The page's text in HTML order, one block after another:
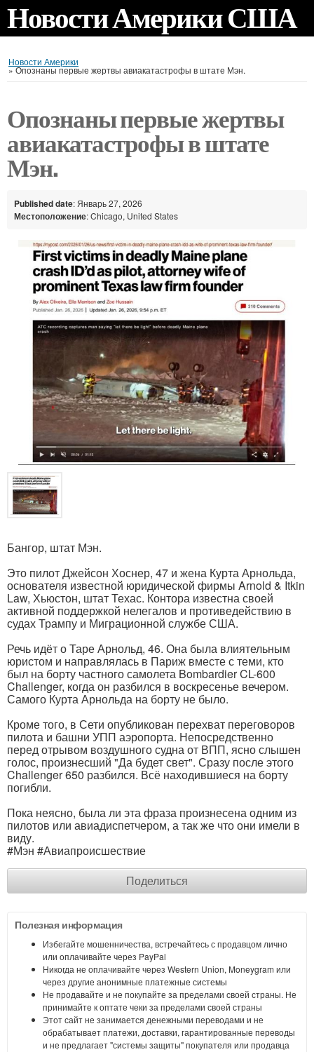
Новости Америки США
Новости Америки
»Опознаны первые жертвы авиакатастрофы в штате Мэн.
Опознаны первые жертвы
авиакатастрофы в штате
Мэн.
Published date: Январь 27, 2026
Местоположение: Chicago, United States
Бангор, штат Мэн.
Это пилот Джейсон Хоснер, 47 и жена Курта Арнольда,
основателя известной юридической фирмы Arnold & Itkin
Law, Хьюстон, штат Техас. Контора известна своей
активной поддержкой нелегалов и противедействию в
судах Трампу и Миграционной службе США.
Речь идёт о Таре Арнольд, 46. Она была влиятельным
юристом и направлялась в Париж вместе с теми, кто
был на борту частного самолета Bombardier CL-600
Challenger, когда он разбился в воскресенье вечером.
Самого Курта Арнольда на борту не было.
Кроме того, в Сети опубликован перехват переговоров
пилота и башни УПП аэропорта. Непосредственно
перед отрывом воздушного судна от ВПП, ясно слышен
голос, произнесший "Да будет свет". Сразу после этого
Challenger 650 разбился. Всё находившиеся на борту
погибли.
Пока неясно, была ли эта фраза произнесена одним из
пилотов или авиадиспетчером, а так же что они имели в
виду.
#Мэн #Авиапроисшествие
Поделиться
Полезная информация
Избегайте мошенничества, встречайтесь с продавцом лично
или оплачивайте через PayPal
Никогда не оплачивайте через Western Union, Moneygram или
через другие анонимные платежные системы
Не продавайте и не покупайте за пределами своей страны. Не
принимайте к оптате чеки за пределами своей страны
Этот сайт не занимается денежными переводами и не
обрабатывает платежи, доставки, гарантированные переводы
и не предлагает "системы защиты" покупателя или продавца